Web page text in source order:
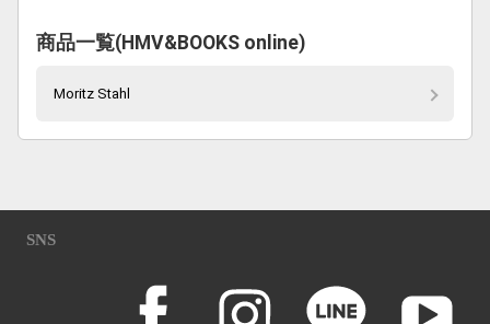
商品一覧(HMV&BOOKS online)
Moritz Stahl
SNS